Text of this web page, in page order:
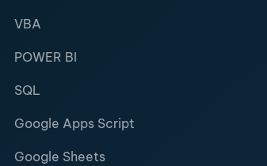
VBA
POWER BI
SQL
Google Apps Script
Google Sheets